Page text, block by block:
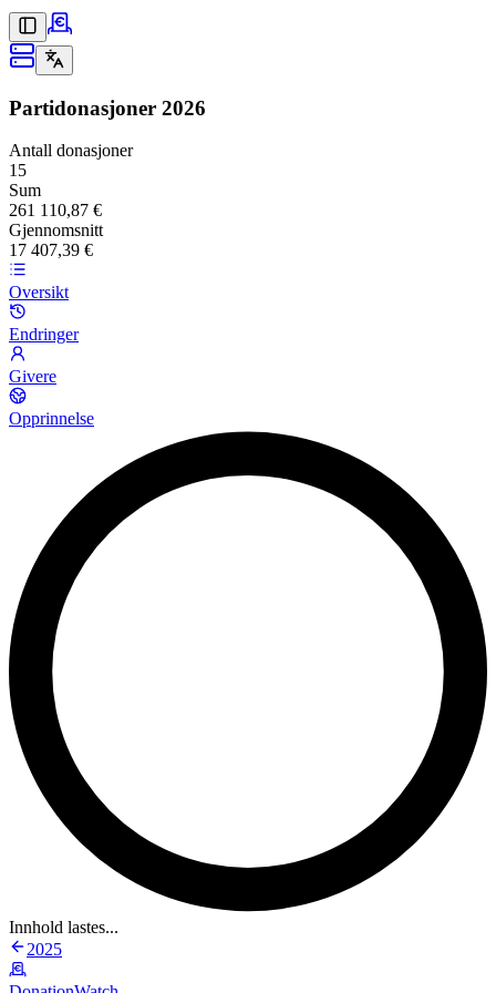
Partidonasjoner 2026
Antall donasjoner
15
Sum
261 110,87 €
Gjennomsnitt
17 407,39 €
Oversikt
Endringer
Givere
Opprinnelse
Innhold lastes...
2025